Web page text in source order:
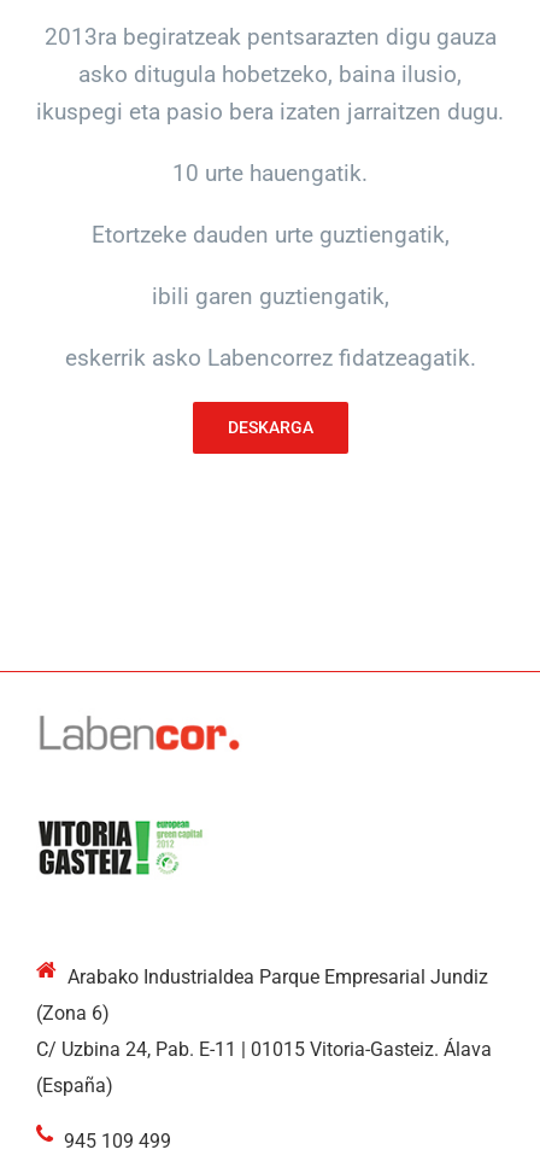
2013ra begiratzeak pentsarazten digu gauza
asko ditugula hobetzeko, baina ilusio,
ikuspegi eta pasio bera izaten jarraitzen dugu.
10 urte hauengatik.
Etortzeke dauden urte guztiengatik,
ibili garen guztiengatik,
eskerrik asko Labencorrez fidatzeagatik.
DESKARGA
Arabako Industrialdea Parque Empresarial Jundiz
(Zona 6)
C/ Uzbina 24, Pab. E-11 | 01015 Vitoria-Gasteiz. Álava
(España)
945 109 499